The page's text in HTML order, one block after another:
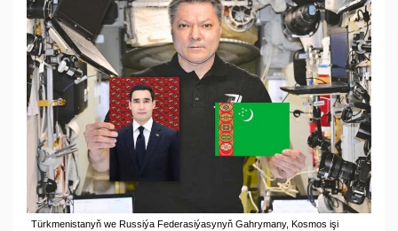
Türkmenistanyň we Russiýa Federasiýasynyň Gahrymany, Kosmos işi